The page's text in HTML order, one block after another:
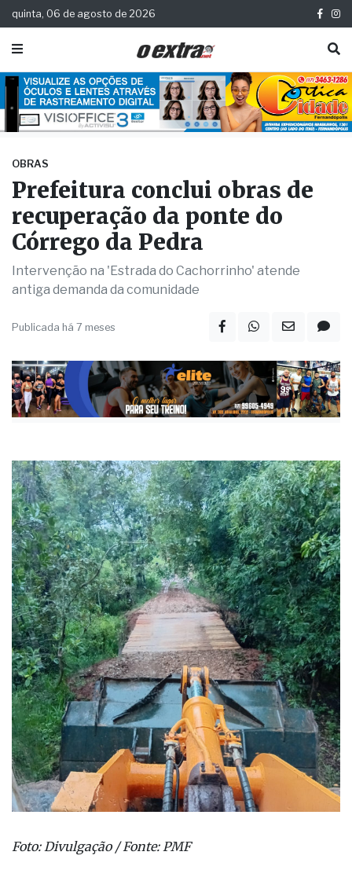
quinta, 06 de agosto de 2026
OBRAS
Prefeitura conclui obras de
recuperação da ponte do
Córrego da Pedra
Intervenção na 'Estrada do Cachorrinho' atende
antiga demanda da comunidade
Publicada há 7 meses
Foto: Divulgação / Fonte: PMF